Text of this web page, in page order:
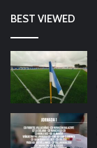
BEST VIEWED